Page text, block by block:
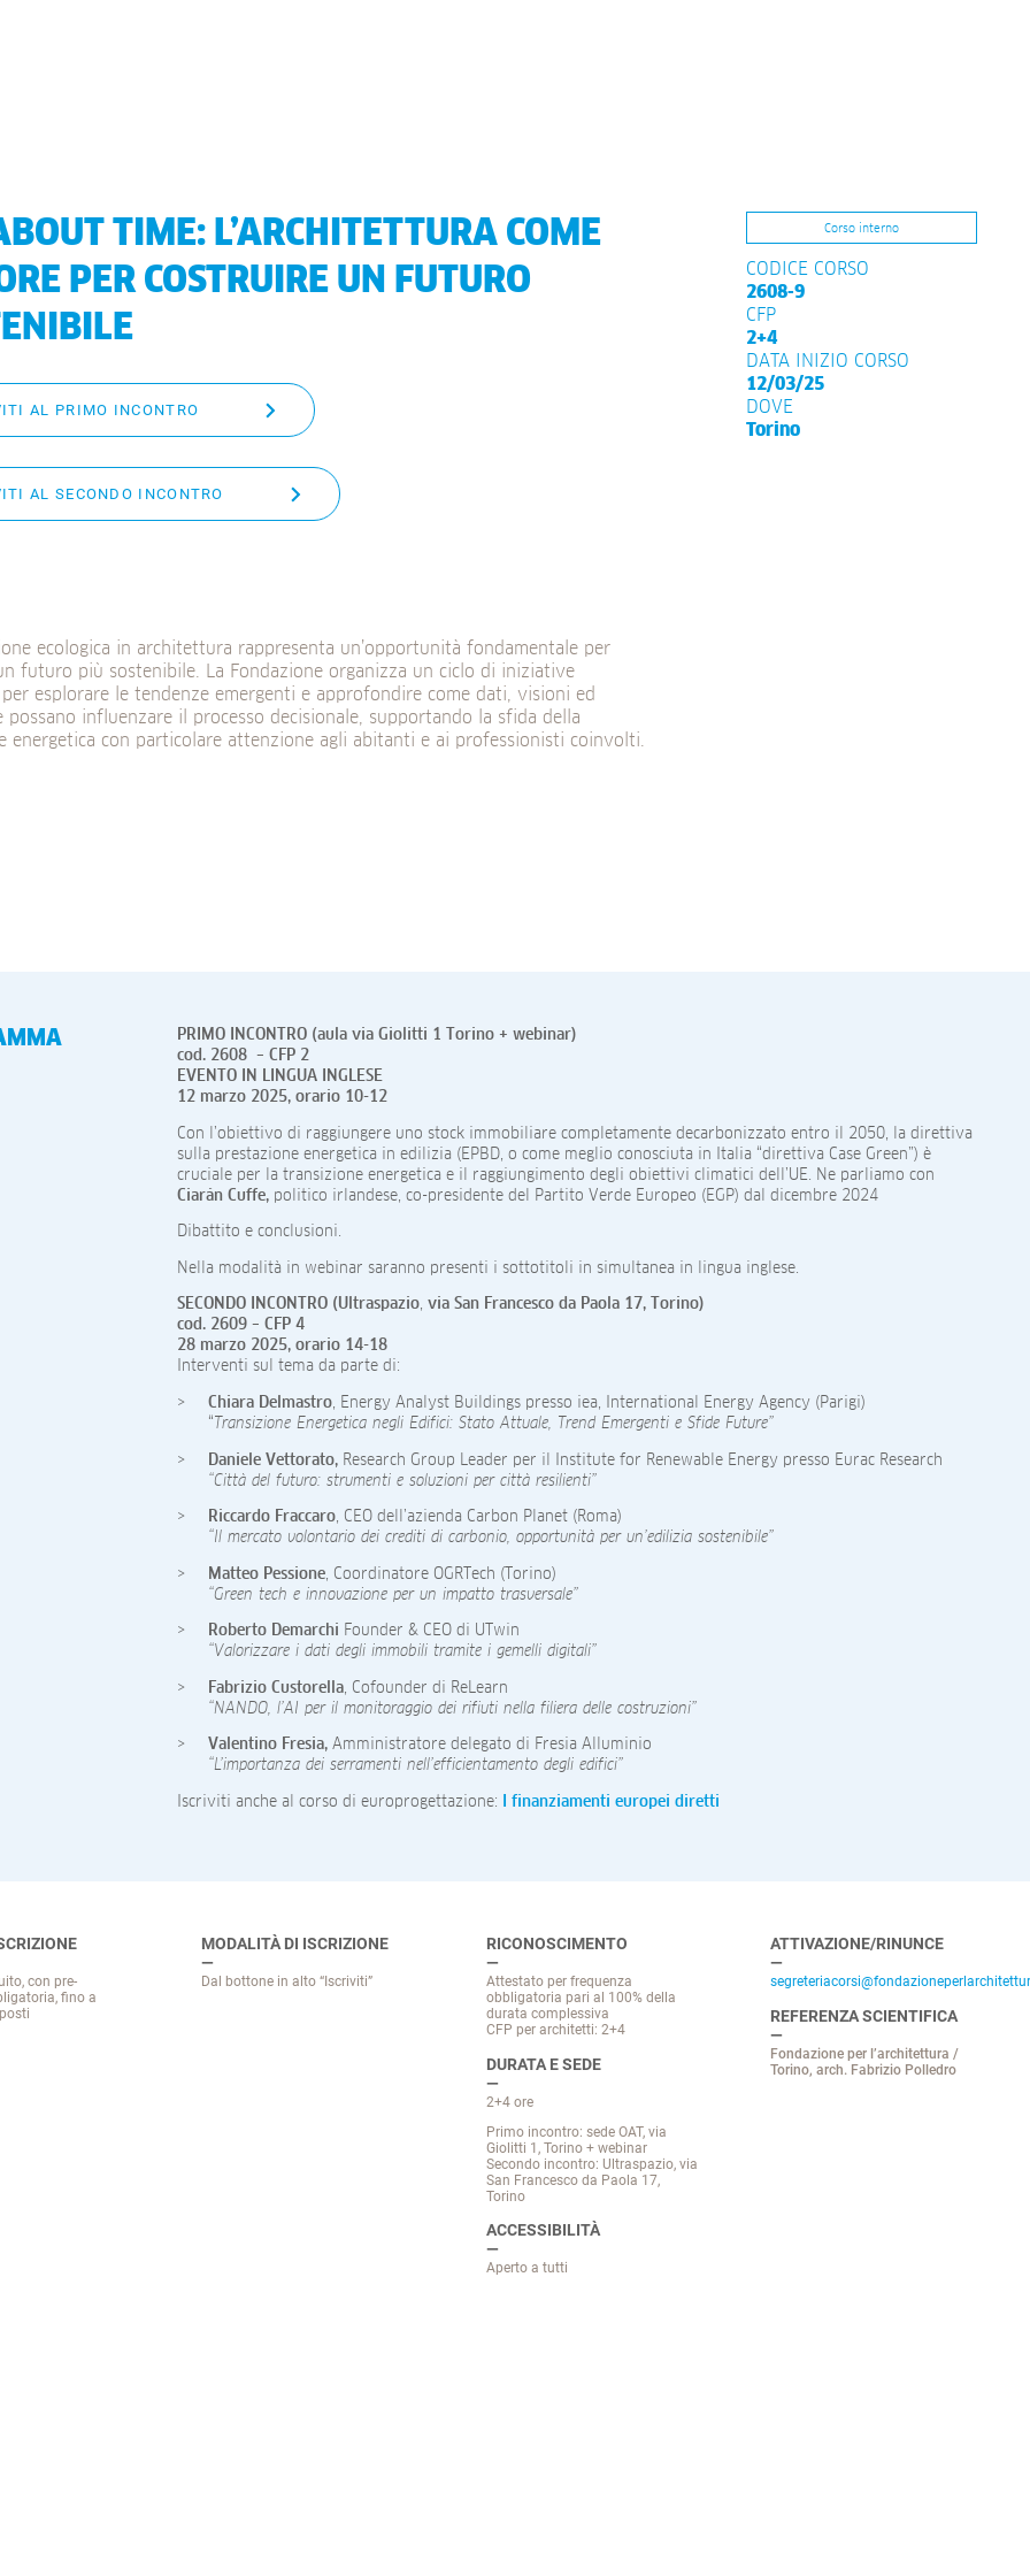
TIME: L’ARCHITETTURA COME
PER COSTRUIRE UN FUTURO
AL PRIMO INCONTRO
AL SECONDO INCONTRO
ecologica in architettura rappresenta un’opportunità fondamentale per
futuro più sostenibile. La Fondazione organizza un ciclo di iniziative
esplorare le tendenze emergenti e approfondire come dati, visioni ed
possano influenzare il processo decisionale, supportando la sfida della
energetica con particolare attenzione agli abitanti e ai professionisti coinvolti.
Corso interno
CODICE CORSO
2608-9
CFP
2+4
DATA INIZIO CORSO
12/03/25
DOVE
Torino
PRIMO INCONTRO (aula via Giolitti 1 Torino + webinar)
cod. 2608 – CFP 2
EVENTO IN LINGUA INGLESE
12 marzo 2025, orario 10-12
Con l’obiettivo di raggiungere uno stock immobiliare completamente decarbonizzato entro il 2050, la direttiva
sulla prestazione energetica in edilizia (EPBD, o come meglio conosciuta in Italia “direttiva Case Green”) è
cruciale per la transizione energetica e il raggiungimento degli obiettivi climatici dell’UE. Ne parliamo con
Ciarán Cuffe, politico irlandese, co-presidente del Partito Verde Europeo (EGP) dal dicembre 2024
Dibattito e conclusioni.
Nella modalità in webinar saranno presenti i sottotitoli in simultanea in lingua inglese.
SECONDO INCONTRO (Ultraspazio, via San Francesco da Paola 17, Torino)
cod. 2609 – CFP 4
28 marzo 2025, orario 14-18
Interventi sul tema da parte di:
Chiara Delmastro, Energy Analyst Buildings presso iea, International Energy Agency (Parigi)
“ Transizione Energetica negli Edifici: Stato Attuale, Trend Emergenti e Sfide Future”
Daniele Vettorato, Research Group Leader per il Institute for Renewable Energy presso Eurac Research
“Città del futuro: strumenti e soluzioni per città resilienti”
Riccardo Fraccaro, CEO dell’azienda Carbon Planet (Roma)
“Il mercato volontario dei crediti di carbonio, opportunità per un’edilizia sostenibile”
Matteo Pessione , Coordinatore OGRTech (Torino)
“Green tech e innovazione per un impatto trasversale”
Roberto Demarchi Founder & CEO di UTwin
“Valorizzare i dati degli immobili tramite i gemelli digitali”
Fabrizio Custorella, Cofounder di ReLearn
“NANDO, l’AI per il monitoraggio dei rifiuti nella filiera delle costruzioni”
Valentino Fresia,Amministratore delegato di Fresia Alluminio
“L’importanza dei serramenti nell’efficientamento degli edifici”
Iscriviti anche al corso di europrogettazione: I finanziamenti europei diretti
con pre-
fino a
MODALITÀ DI ISCRIZIONE
Dal bottone in alto “Iscriviti”
RICONOSCIMENTO
Attestato per frequenza
obbligatoria pari al 100% della
durata complessiva
CFP per architetti: 2+4
DURATA E SEDE
2+4 ore
Primo incontro: sede OAT, via
Giolitti 1, Torino + webinar
Secondo incontro: Ultraspazio, via
San Francesco da Paola 17,
Torino
ACCESSIBILITÀ
Aperto a tutti
ATTIVAZIONE/RINUNCE
REFERENZA SCIENTIFICA
Fondazione per l’architettura /
Torino, arch. Fabrizio Polledro